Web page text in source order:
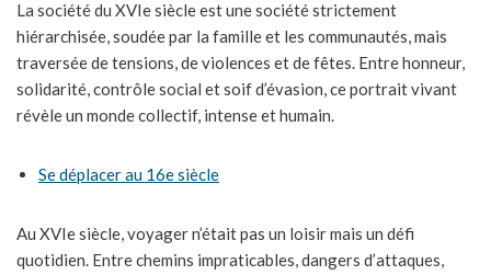
La société du XVIe siècle est une société strictement
hiérarchisée, soudée par la famille et les communautés, mais
traversée de tensions, de violences et de fêtes. Entre honneur,
solidarité, contrôle social et soif d’évasion, ce portrait vivant
révèle un monde collectif, intense et humain.
Se déplacer au 16e siècle
Au XVIe siècle, voyager n’était pas un loisir mais un défi
quotidien. Entre chemins impraticables, dangers d’attaques,